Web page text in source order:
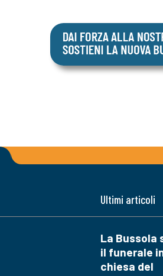
Ultimi articoli
La Bussola
il funerale
chiesa del